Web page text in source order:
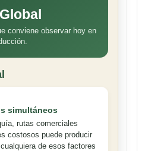
conviene observar hoy en
simultáneos
rutas comerciales
costosos puede producir
de esos factores